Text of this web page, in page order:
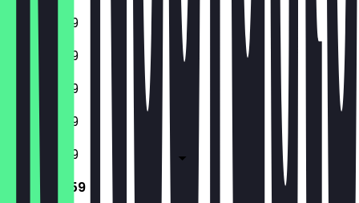
11:00 - 23:59
11:00 - 23:59
11:00 - 23:59
11:00 - 23:59
11:00 - 23:59
11:00 - 23:59